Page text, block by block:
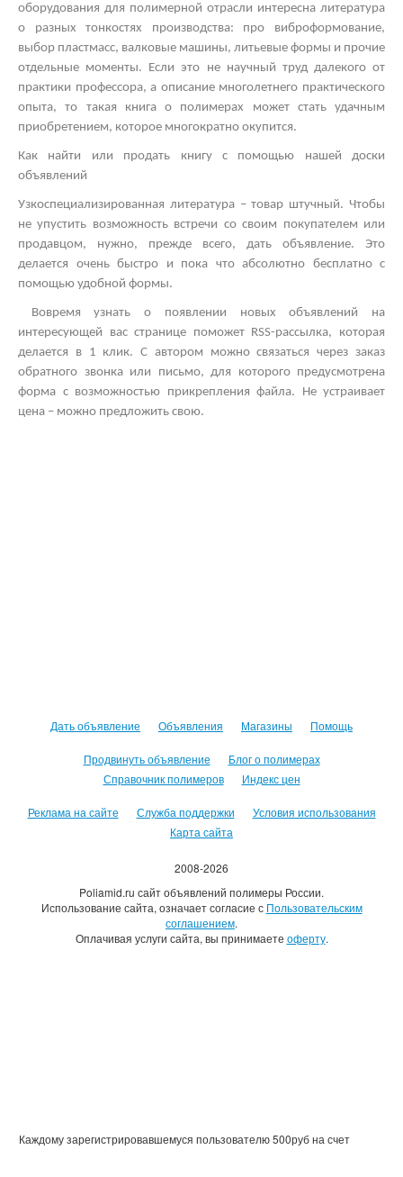
оборудования для полимерной отрасли интересна литература
о разных тонкостях производства: про виброформование,
выбор пластмасс, валковые машины, литьевые формы и прочие
отдельные моменты. Если это не научный труд далекого от
практики профессора, а описание многолетнего практического
опыта, то такая книга о полимерах может стать удачным
приобретением, которое многократно окупится.
Как найти или продать книгу с помощью нашей доски
объявлений
Узкоспециализированная литература – товар штучный. Чтобы
не упустить возможность встречи со своим покупателем или
продавцом, нужно, прежде всего, дать объявление. Это
делается очень быстро и пока что абсолютно бесплатно с
помощью удобной формы.
Вовремя узнать о появлении новых объявлений на
интересующей вас странице поможет RSS-рассылка, которая
делается в 1 клик. С автором можно связаться через заказ
обратного звонка или письмо, для которого предусмотрена
форма с возможностью прикрепления файла. Не устраивает
цена – можно предложить свою.
Дать объявление Объявления Магазины Помощь
Продвинуть объявление
Блог о полимерах
Справочник полимеров
Индекс цен
Реклама на сайте Служба поддержки
Условия использования
Карта сайта
2008-2026
Poliamid.ru сайт объявлений полимеры России.
Использование сайта, означает согласие с Пользовательским
соглашением.
Оплачивая услуги сайта, вы принимаете оферту.
Каждому зарегистрировавшемуся пользователю 500руб на счет